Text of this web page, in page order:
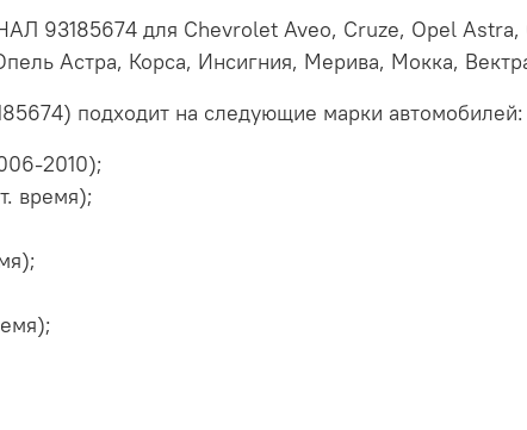
93185674 для Chevrolet Aveo, Cruze, Opel Astra,
Астра, Корса, Инсигния, Мерива, Мокка,
подходит на следующие марки автомобилей:
2010);
время);